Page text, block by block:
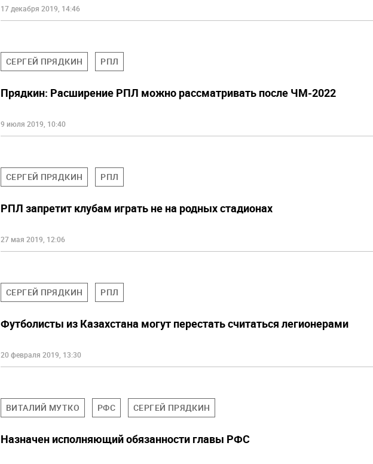
17 декабря 2019, 14:46
СЕРГЕЙ ПРЯДКИН РПЛ
Прядкин: Расширение РПЛ можно рассматривать после ЧМ-2022
9 июля 2019, 10:40
СЕРГЕЙ ПРЯДКИН РПЛ
РПЛ запретит клубам играть не на родных стадионах
27 мая 2019, 12:06
СЕРГЕЙ ПРЯДКИН РПЛ
Футболисты из Казахстана могут перестать считаться легионерами
20 февраля 2019, 13:30
ВИТАЛИЙ МУТКО РФС СЕРГЕЙ ПРЯДКИН
Назначен исполняющий обязанности главы РФС